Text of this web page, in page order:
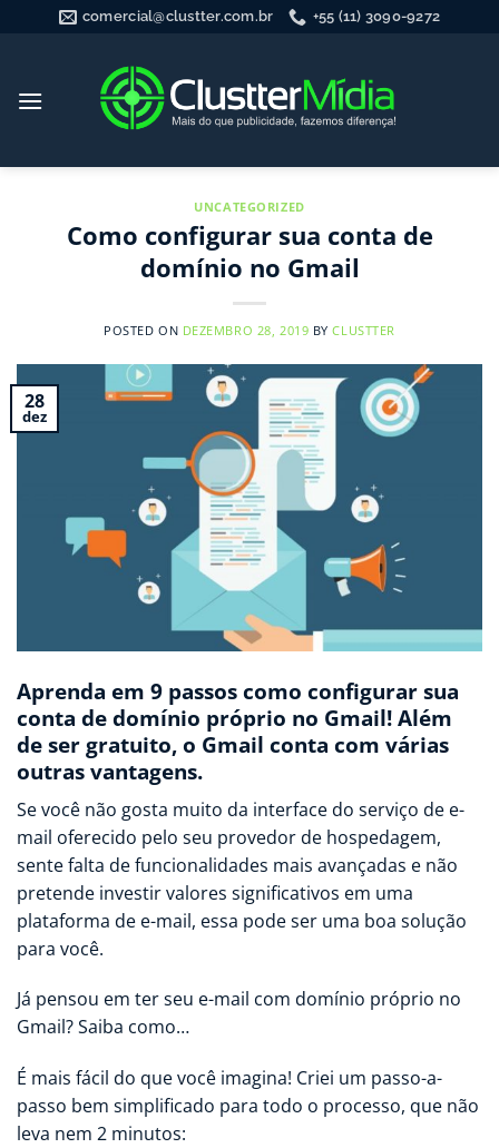
comercial@clustter.com.br +55 (11) 3090-9272
UNCATEGORIZED
Como configurar sua conta de
domínio no Gmail
POSTED ON DEZEMBRO 28, 2019 BYCLUSTTER
28
dez
Aprenda em 9 passos como configurar sua
conta de domínio próprio no Gmail! Além
de ser gratuito, o Gmail conta com várias
outras vantagens.
Se você não gosta muito da interface do serviço de e-
mail oferecido pelo seu provedor de hospedagem,
sente falta de funcionalidades mais avançadas e não
pretende investir valores significativos em uma
plataforma de e-mail, essa pode ser uma boa solução
para você.
Já pensou em ter seu e-mail com domínio próprio no
Gmail? Saiba como…
É mais fácil do que você imagina! Criei um passo-a-
passo bem simplificado para todo o processo, que não
leva nem 2 minutos: